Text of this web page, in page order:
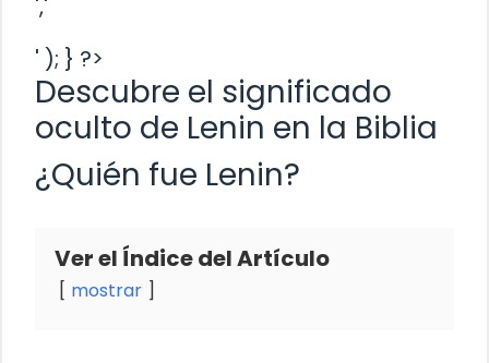
' ); } ?>
Descubre el significado
oculto de Lenin en la Biblia
¿Quién fue Lenin?
Ver el Índice del Artículo
mostrar